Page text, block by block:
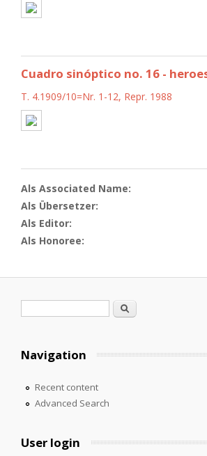
Cuadro sinóptico no. 16 -
T. 4.1909/10=Nr. 1-12, Repr. 1988
Als Associated Name:
Als Übersetzer:
Als Editor:
Als Honoree:
Search
Navigation
Recent content
Advanced Search
User login